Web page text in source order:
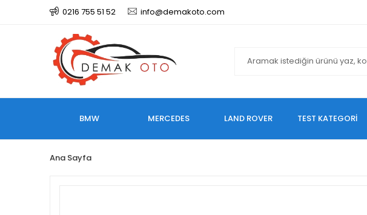
0216 755 51 52 info@demakoto.com
BMW MERCEDES LAND ROVER TEST KATEGORİ
Ana Sayfa